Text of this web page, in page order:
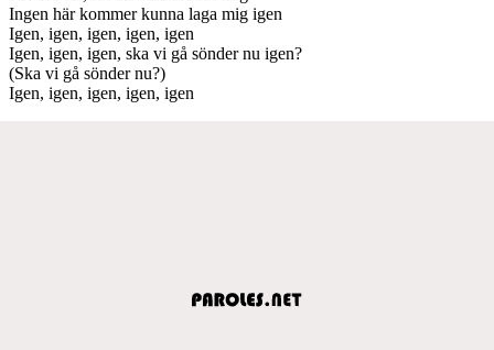
Ingen här kommer kunna laga mig igen
Igen, igen, igen, igen, igen
Igen, igen, igen, ska vi gå sönder nu igen?
(Ska vi gå sönder nu?)
Igen, igen, igen, igen, igen